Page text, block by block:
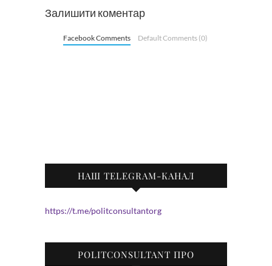
Залишити коментар
Facebook Comments Default Comments (0)
НАШ TELEGRAM-КАНАЛ
https://t.me/politconsultantorg
POLITCONSULTANT ПРО